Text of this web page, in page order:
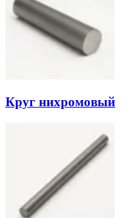
Круг нихромовый